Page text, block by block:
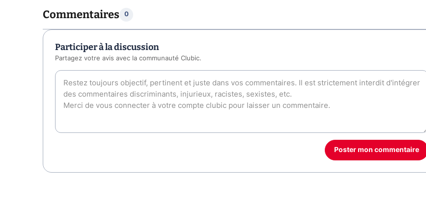
Commentaires 0
Participer à la discussion
Partagez votre avis avec la communauté Clubic.
Poster mon commentaire